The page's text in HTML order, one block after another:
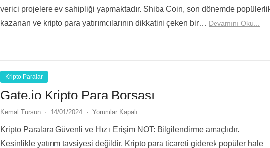
verici projelere ev sahipliği yapmaktadır. Shiba Coin, son dönemde
kazanan ve kripto para yatırımcılarının dikkatini çeken bir… Devamını Oku...
Kripto Paralar
Gate.io Kripto Para Borsası
Kemal Tursun · 14/01/2024 · Yorumlar Kapalı
Kripto Paralara Güvenli ve Hızlı Erişim NOT: Bilgilendirme amaçlıdır.
Kesinlikle yatırım tavsiyesi değildir. Kripto para ticareti giderek popüler hale